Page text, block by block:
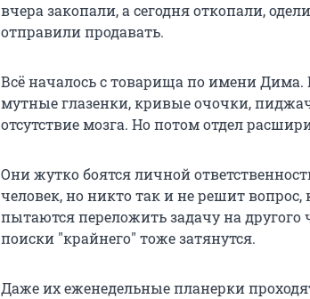
вчера закопали, а сегодня откопали,
отправили продавать.
Всё началось с товарища по имени
мутные глазенки, кривые очочки,
отсутствие мозга. Но потом отдел
Они жутко боятся личной
человек, но никто так и не решит
пытаются переложить задачу на
поиски "крайнего" тоже затянутся.
Даже их еженедельные планерки